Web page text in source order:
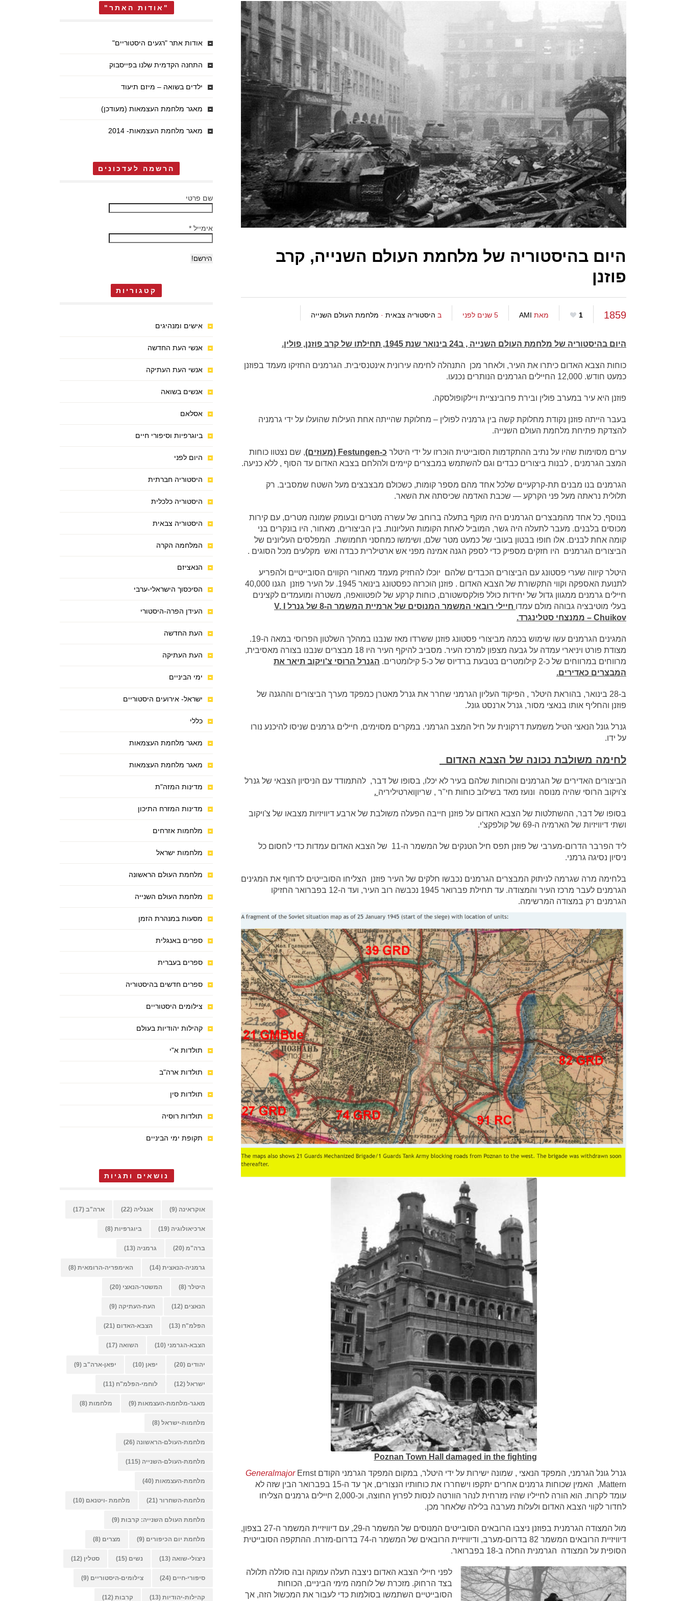
היום בהיסטוריה של מלחמת העולם השנייה, קרב
פוזנן
1859
1 מאת AMI 5 שנים לפני ב היסטוריה צבאית · מלחמת העולם השנייה
היום בהיסטוריה של מלחמת העולם השנייה , ב24 בינואר שנת 1945, תחילתו של קרב פוזנן, פולין.
כוחות הצבא האדום כיתרו את העיר, ולאחר מכן התנהלה לחימה עירונית אינטנסיבית. הגרמנים החזיקו מעמד בפוזנן
כמעט חודש. 12,000 החיילים הגרמנים הנותרים נכנעו.
פוזנן היא עיר במערב פולין ובירת פרובינציית ויילקופולסקה.
בעבר הייתה פוזנן נקודת מחלוקת קשה בין גרמניה לפולין – מחלוקת שהייתה אחת העילות שהועלו על ידי גרמניה
להצדקת פתיחת מלחמת העולם השנייה.
ערים מסוימות שהיו על נתיב ההתקדמות הסובייטית הוכרזו על ידי היטלר כ-Festungen (מעוזים)
, שם נצטוו כוחות
המצב הגרמנים , לבנות ביצורים כבדים וגם להשתמש במבצרים קיימים ולהלחם בצבא האדום עד הסוף , ללא כניעה.
הגרמנים בנו מבנים תת-קרקעיים שלכל אחד מהם מספר קומות, כשכולם מבצבצים מעל השטח שמסביב. רק
תלולית נראתה מעל פני הקרקע — שכבת האדמה שכיסתה את השאר.
בנוסף, כל אחד מהמבצרים הגרמנים היה מוקף בתעלה ברוחב של עשרה מטרים ובעומק שמונה מטרים, עם קירות
מכוסים בלבנים. מעבר לתעלה היה גשר, המוביל לאחת הקומות העליונות. בין הביצורים, מאחור, היו בונקרים בני
קומה אחת לבנים. אלו חופו בבטון בעובי של כמעט מטר שלם, ושימשו כמחסני תחמושת. המפלסים העליונים של
הביצורים הגרמנים היו חזקים מספיק כדי לספק הגנה אמינה מפני אש ארטילרית כבדה ואש מקלעים מכל הסוגים .
היטלר קיווה שערי פסטונג עם הביצורים הכבדים שלהם יוכלו להחזיק מעמד מאחורי הקווים הסובייטיים ולהפריע
לתנועת האספקה ​​וקווי התקשורת של הצבא האדום . פוזנן הוכרזה כפסטונג בינואר 1945. על העיר פוזנן הגנו 40,000
חיילים גרמנים ממגוון גדול של יחידות כולל פולקסשטורם, כוחות קרקע של לופטוואפה, משטרה ומועמדים לקצינים
בעלי מוטיבציה גבוהה מולם עמדו
חיילי רובאי המשמר המנוסים של ארמיית המשמר ה-8 של גנרל V. I
Chuikov – ממנצחי סטלינגרד.
המגינים הגרמנים עשו שימוש בכמה מביצורי פסטונג פוזנן ששרדו מאז שנבנו במהלך השלטון הפרוסי במאה ה-19.
מצודת פורט ויניארי עמדה על גבעה מצפון למרכז העיר. מסביב להיקף העיר היו 18 מבצרים שנבנו בצורה מאסיבית,
מרווחים במרווחים של כ-2 קילומטרים בטבעת ברדיוס של כ-5 קילומטרים.
הגנרל הרוסי צ'ויקוב תיאר את
המבצרים כאדירים.
ב-28 בינואר, בהוראת היטלר , הפיקוד העליון הגרמני שחרר את גנרל מאטרן כמפקד מערך הביצורים וההגנה של
פוזנן והחליף אותו בנאצי מסור, גנרל ארנסט גונל.
גנרל גונל הנאצי הטיל משמעת דרקונית על חיל המצב הגרמני. במקרים מסוימים, חיילים גרמנים שניסו להיכנע נורו
על ידו.
לחימה משולבת נכונה של הצבא האדום
הביצורים האדירים של הגרמנים והכוחות שלהם בעיר לא יכלו, בסופו של דבר, להתמודד עם הניסיון הצבאי של גנרל
צ'ויקוב הרוסי שהיה מנוסה ונועז מאד בשילוב כוחות חי"ר , שריוןוארטיליריה .
בסופו של דבר, ההשתלטות של הצבא האדום על פוזנן חייבה הפעלה משולבת של ארבע דיוויזיות מצבאו של צ'ויקוב
ושתי דיוויזיות של הארמיה ה-69 של קולפקצ'י.
ליד הפרבר הדרום-מערבי של פוזנן תפס חיל הטנקים של המשמר ה-11 של הצבא האדום עמדות כדי לחסום כל
ניסיון נסיגה גרמני.
בלחימה מרה שגרמה לניתוק המבצרים הגרמנים נכבשו חלקים של העיר פוזנן הצליחו הסובייטים לדחוף את המגינים
הגרמנים לעבר מרכז העיר והמצודה. עד תחילת פברואר 1945 נכבשה רוב העיר, ועד ה-12 בפברואר החזיקו
הגרמנים רק במצודה המרשימה.
Poznan Town Hall damaged in the fighting
גנרל גונל הגרמני, המפקד הנאצי , שמונה ישירות על ידי היטלר, במקום המפקד הגרמני הקודם
GeneralmajorErnst
Mattern, האמין שכוחות גרמנים אחרים יתקפו וישחררו את כוחותיו הנצורים, אך עד ה-15 בפברואר הבין שזה לא
עומד לקרות. הוא הורה לחייליו שהיו מזרחית לנהר הוורטה לנסות לפרוץ החוצה, וכ-2,000 חיילים גרמנים הצליחו
לחדור לקווי הצבא האדום ולעלות מערבה בלילה שלאחר מכן.
מול המצודה הגרמנית בפוזנן ניצבו הרובאים הסובייטים המנוסים של המשמר ה-29, עם דיוויזיית המשמר ה-27 בצפון,
דיוויזיית הרובאים המשמר 82 בדרום-מערב, ודיוויזיית הרובאים של המשמר ה-74 בדרום-מזרח. ההתקפה הסובייטית
הסופית על המצודה הגרמנית החלה ב-18 בפברואר.
לפני חיילי הצבא האדום ניצבה תעלה עמוקה ובה סוללה תלולה
בצד הרחוק. מזכרת של לוחמה מימי הביניים, הכוחות
הסובייטיים השתמשו בסולמות כדי לעבור את המכשול הזה, אך
"אודות האתר"
אודות אתר "רגעים היסטוריים"
התחנה הקדמית שלנו בפייסבוק
ילדים בשואה – מיזם תיעוד
מאגר מלחמת העצמאות (מעודכן)
מאגר מלחמת העצמאות- 2014
הרשמה לעדכונים
שם פרטי
אימייל *
קטגוריות
אישים ומנהיגים
אנשי העת החדשה
אנשי העת העתיקה
אנשים בשואה
אסלאם
ביוגרפיות וסיפורי חיים
היום לפני
היסטוריה חברתית
היסטוריה כלכלית
היסטוריה צבאית
המלחמה הקרה
הנאציזם
הסיכסוך הישראלי-ערבי
העידן הפרה-היסטורי
העת החדשה
העת העתיקה
ימי הביניים
ישראל- אירועים היסטוריים
כללי
מאגר מלחמת העצמאות
מאגר מלחמת העצמאות
מדינות המזה"ת
מדינות המזרח התיכון
מלחמות אזרחים
מלחמות ישראל
מלחמת העולם הראשונה
מלחמת העולם השנייה
מסעות במנהרת הזמן
ספרים באנגלית
ספרים בעברית
ספרים חדשים בהיסטוריה
צילומים היסטוריים
קהילות יהודיות בעולם
תולדות א"י
תולדות ארה"ב
תולדות סין
תולדות רוסיה
תקופת ימי הביניים
נושאים ותגיות
אוקראינה (9) אנגליה (22) ארה"ב (17)
ארכיאולוגיה (19) ביוגרפיות (8)
ברה"מ (20) גרמניה (13)
גרמניה-הנאצית (14) האימפריה-הרומאית (8)
היטלר (8) המשטר-הנאצי (20)
הנאצים (12) העת-העתיקה (9)
הפלמ"ח (13) הצבא-האדום (21)
הצבא-הגרמני (10) השואה (17)
יהודים (20) יפאן (10) יפאן-ארה"ב (9)
ישראל (12) לוחמי-הפלמ"ח (11)
מאגר-מלחמת-העצמאות (9) מלחמות (8)
מלחמות-ישראל (8)
מלחמת-העולם-הראשונה (26)
מלחמת-העולם-השנייה (115)
מלחמת-העצמאות (40)
מלחמת-השחרור (21) מלחמת -ויטנאם (10)
מלחמת העולם השנייה: קרבות (9)
מלחמת יום הכיפורים (9) מצרים (8)
ניצולי-שואה (13) נשים (15) סטלין (12)
סיפורי-חיים (24) צילומים-היסטוריים (9)
קהילות-יהודיות (13) קרבות (12)